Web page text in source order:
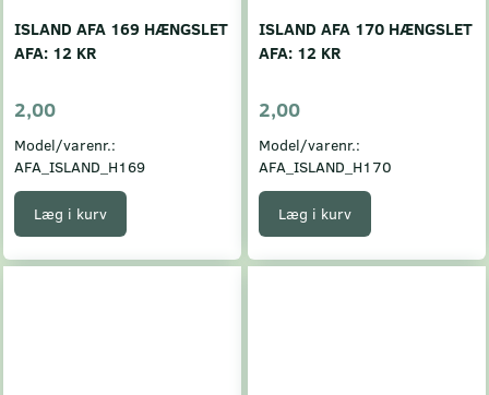
ISLAND AFA 169 HÆNGSLET
AFA: 12 KR
2,00
Model/varenr.:
AFA_ISLAND_H169
Læg i kurv
ISLAND AFA 170 HÆNGSLET
AFA: 12 KR
2,00
Model/varenr.:
AFA_ISLAND_H170
Læg i kurv